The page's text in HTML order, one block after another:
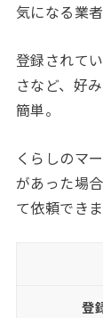
気になる業
登録されて
さなど、好
簡単。
くらしのマ
があった場
て依頼できま
登